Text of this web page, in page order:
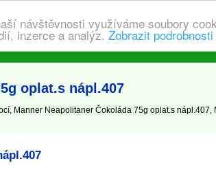
návštěvnosti využíváme soubory
inzerce a analýz. Zobrazit podrobnosti
oplat.s nápl.407
Manner Neapolitaner Čokoláda 75g oplat.s